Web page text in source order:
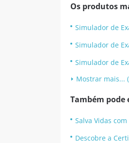
Os produtos
Simulador de
Simulador de
Simulador de
Mostrar mais...
Também pode
Salva Vidas
Descobre a